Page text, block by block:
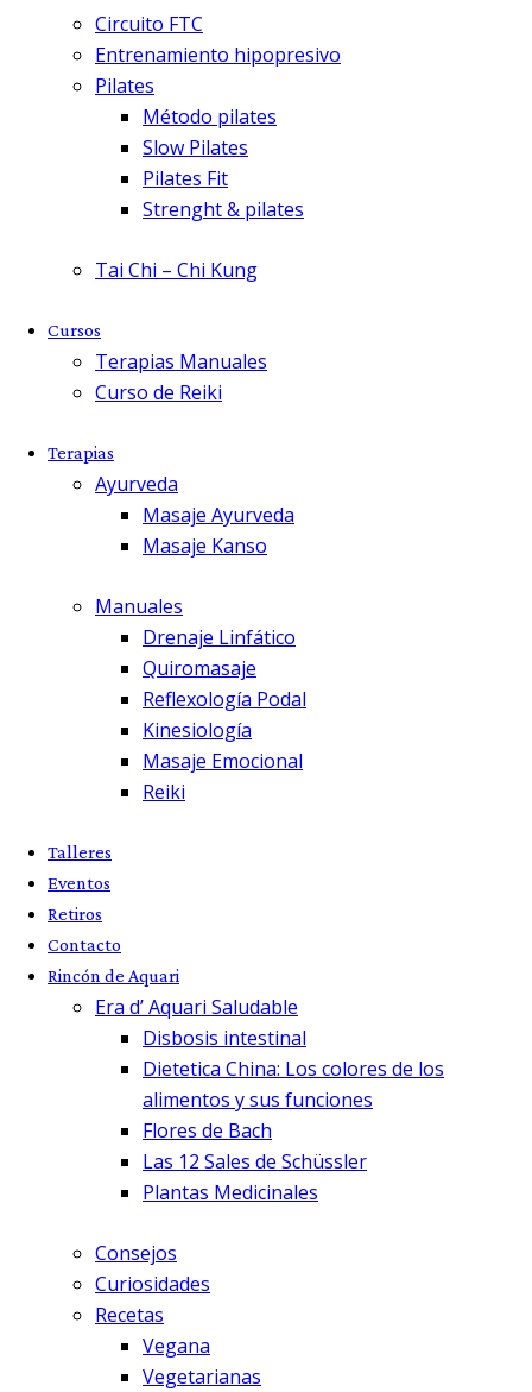
Circuito FTC
Entrenamiento hipopresivo
Pilates
Método pilates
Slow Pilates
Pilates Fit
Strenght & pilates
Tai Chi – Chi Kung
Cursos
Terapias Manuales
Curso de Reiki
Terapias
Ayurveda
Masaje Ayurveda
Masaje Kanso
Manuales
Drenaje Linfático
Quiromasaje
Reflexología Podal
Kinesiología
Masaje Emocional
Reiki
Talleres
Eventos
Retiros
Contacto
Rincón de Aquari
Era d’ Aquari Saludable
Disbosis intestinal
Dietetica China: Los colores de los
alimentos y sus funciones
Flores de Bach
Las 12 Sales de Schüssler
Plantas Medicinales
Consejos
Curiosidades
Recetas
Vegana
Vegetarianas